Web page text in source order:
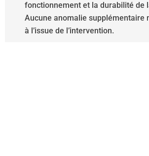
fonctionnement et la durabilité de
Aucune anomalie supplémentaire
à l’issue de l’intervention.